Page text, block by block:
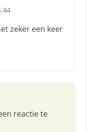
zeker een keer
reactie te